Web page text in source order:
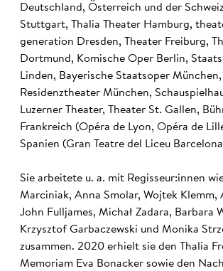
Deutschland, Österreich und der
Stuttgart, Thalia Theater Hamburg,
generation Dresden, Theater Freiburg,
Dortmund, Komische Oper Berlin,
Linden, Bayerische Staatsoper München,
Residenztheater München,
Luzerner Theater, Theater St. Gallen,
Frankreich (Opéra de Lyon, Opéra de
Spanien (Gran Teatre del Liceu
Sie arbeitete u. a. mit Regisseur:innen
Marciniak, Anna Smolar, Wojtek Klemm,
John Fulljames, Michał Zadara, Barbara
Krzysztof Garbaczewski und Monika
zusammen. 2020 erhielt sie den Thalia
Memoriam Eva Bonacker sowie den